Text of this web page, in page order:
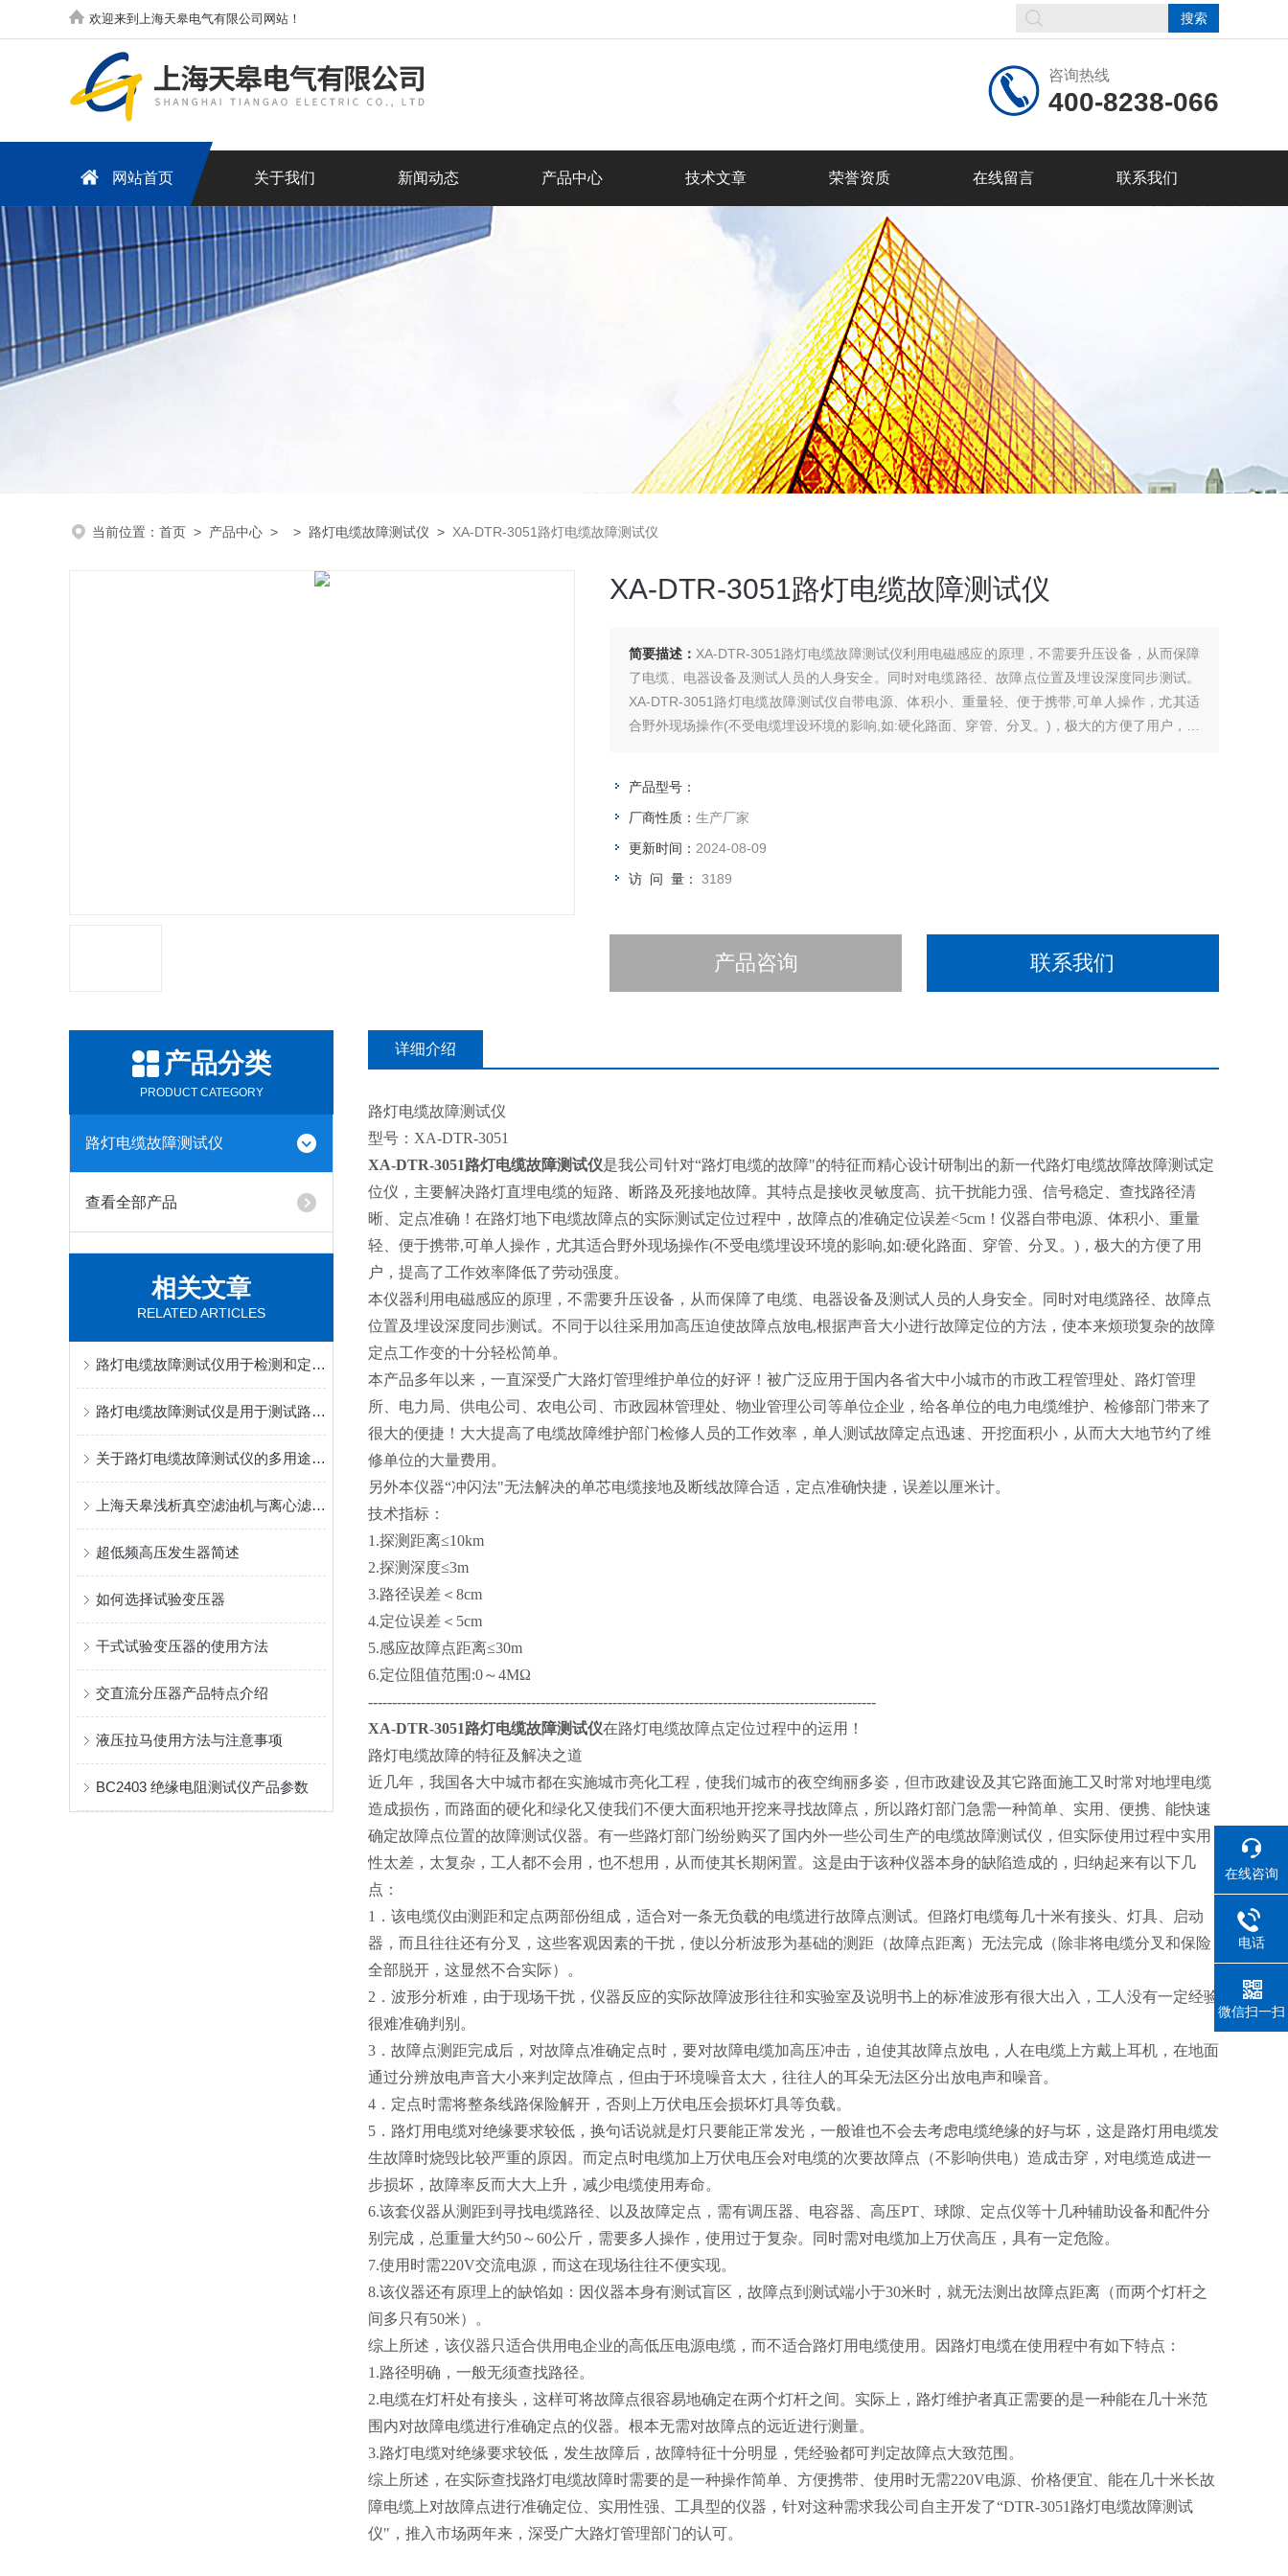
欢迎来到上海天皋电气有限公司网站！
咨询热线
400-8238-066
网站首页 关于我们 新闻动态 产品中心 技术文章 荣誉资质 在线留言 联系我们
当前位置： 首页 > 产品中心 > > 路灯电缆故障测试仪 > XA-DTR-3051路灯电缆故障测试仪
XA-DTR-3051路灯电缆故障测试仪
简要描述： XA-DTR-3051路灯电缆故障测试仪利用电磁感应的原理，不需要升压设备，从而保障
了电缆、电器设备及测试人员的人身安全。同时对电缆路径、故障点位置及埋设深度同步测试。
XA-DTR-3051路灯电缆故障测试仪自带电源、体积小、重量轻、便于携带,可单人操作，尤其适
合野外现场操作(不受电缆埋设环境的影响,如:硬化路面、穿管、分叉。)，极大的方便了用户，提
产品型号：
厂商性质： 生产厂家
更新时间： 2024-08-09
访 问 量： 3189
产品咨询 联系我们
产品分类
PRODUCT CATEGORY
路灯电缆故障测试仪
查看全部产品
相关文章
RELATED ARTICLES
路灯电缆故障测试仪用于检测和定位路灯电缆故障
路灯电缆故障测试仪是用于测试路灯电缆故障的设备‌
关于路灯电缆故障测试仪的多用途介绍
上海天皋浅析真空滤油机与离心滤油机的区别
超低频高压发生器简述
如何选择试验变压器
干式试验变压器的使用方法
交直流分压器产品特点介绍
液压拉马使用方法与注意事项
BC2403 绝缘电阻测试仪产品参数
详细介绍
路灯电缆故障测试仪
型号：XA-DTR-3051
XA-DTR-3051路灯电缆故障测试仪是我公司针对“路灯电缆的故障"的特征而精心设计研制出的新一代路灯电缆故障故障测试定
位仪，主要解决路灯直埋电缆的短路、断路及死接地故障。其特点是接收灵敏度高、抗干扰能力强、信号稳定、查找路径清
晰、定点准确！在路灯地下电缆故障点的实际测试定位过程中，故障点的准确定位误差<5cm！仪器自带电源、体积小、重量
轻、便于携带,可单人操作，尤其适合野外现场操作(不受电缆埋设环境的影响,如:硬化路面、穿管、分叉。)，极大的方便了用
户，提高了工作效率降低了劳动强度。
本仪器利用电磁感应的原理，不需要升压设备，从而保障了电缆、电器设备及测试人员的人身安全。同时对电缆路径、故障点
位置及埋设深度同步测试。不同于以往采用加高压迫使故障点放电,根据声音大小进行故障定位的方法，使本来烦琐复杂的故障
定点工作变的十分轻松简单。
本产品多年以来，一直深受广大路灯管理维护单位的好评！被广泛应用于国内各省大中小城市的市政工程管理处、路灯管理
所、电力局、供电公司、农电公司、市政园林管理处、物业管理公司等单位企业，给各单位的电力电缆维护、检修部门带来了
很大的便捷！大大提高了电缆故障维护部门检修人员的工作效率，单人测试故障定点迅速、开挖面积小，从而大大地节约了维
修单位的大量费用。
另外本仪器“冲闪法"无法解决的单芯电缆接地及断线故障合适，定点准确快捷，误差以厘米计。
技术指标：
1.探测距离≤10km
2.探测深度≤3m
3.路径误差＜8cm
4.定位误差＜5cm
5.感应故障点距离≤30m
6.定位阻值范围:0～4MΩ
----------------------------------------------------------------------------------------------------------
XA-DTR-3051路灯电缆故障测试仪在路灯电缆故障点定位过程中的运用！
路灯电缆故障的特征及解决之道
近几年，我国各大中城市都在实施城市亮化工程，使我们城市的夜空绚丽多姿，但市政建设及其它路面施工又时常对地埋电缆
造成损伤，而路面的硬化和绿化又使我们不便大面积地开挖来寻找故障点，所以路灯部门急需一种简单、实用、便携、能快速
确定故障点位置的故障测试仪器。有一些路灯部门纷纷购买了国内外一些公司生产的电缆故障测试仪，但实际使用过程中实用
性太差，太复杂，工人都不会用，也不想用，从而使其长期闲置。这是由于该种仪器本身的缺陷造成的，归纳起来有以下几
点：
1．该电缆仪由测距和定点两部份组成，适合对一条无负载的电缆进行故障点测试。但路灯电缆每几十米有接头、灯具、启动
器，而且往往还有分叉，这些客观因素的干扰，使以分析波形为基础的测距（故障点距离）无法完成（除非将电缆分叉和保险
全部脱开，这显然不合实际）。
2．波形分析难，由于现场干扰，仪器反应的实际故障波形往往和实验室及说明书上的标准波形有很大出入，工人没有一定经验
很难准确判别。
3．故障点测距完成后，对故障点准确定点时，要对故障电缆加高压冲击，迫使其故障点放电，人在电缆上方戴上耳机，在地面
通过分辨放电声音大小来判定故障点，但由于环境噪音太大，往往人的耳朵无法区分出放电声和噪音。
4．定点时需将整条线路保险解开，否则上万伏电压会损坏灯具等负载。
5．路灯用电缆对绝缘要求较低，换句话说就是灯只要能正常发光，一般谁也不会去考虑电缆绝缘的好与坏，这是路灯用电缆发
生故障时烧毁比较严重的原因。而定点时电缆加上万伏电压会对电缆的次要故障点（不影响供电）造成击穿，对电缆造成进一
步损坏，故障率反而大大上升，减少电缆使用寿命。
6.该套仪器从测距到寻找电缆路径、以及故障定点，需有调压器、电容器、高压PT、球隙、定点仪等十几种辅助设备和配件分
别完成，总重量大约50～60公斤，需要多人操作，使用过于复杂。同时需对电缆加上万伏高压，具有一定危险。
7.使用时需220V交流电源，而这在现场往往不便实现。
8.该仪器还有原理上的缺馅如：因仪器本身有测试盲区，故障点到测试端小于30米时，就无法测出故障点距离（而两个灯杆之
间多只有50米）。
综上所述，该仪器只适合供用电企业的高低压电源电缆，而不适合路灯用电缆使用。因路灯电缆在使用程中有如下特点：
1.路径明确，一般无须查找路径。
2.电缆在灯杆处有接头，这样可将故障点很容易地确定在两个灯杆之间。实际上，路灯维护者真正需要的是一种能在几十米范
围内对故障电缆进行准确定点的仪器。根本无需对故障点的远近进行测量。
3.路灯电缆对绝缘要求较低，发生故障后，故障特征十分明显，凭经验都可判定故障点大致范围。
综上所述，在实际查找路灯电缆故障时需要的是一种操作简单、方便携带、使用时无需220V电源、价格便宜、能在几十米长故
障电缆上对故障点进行准确定位、实用性强、工具型的仪器，针对这种需求我公司自主开发了“DTR-3051路灯电缆故障测试
仪"，推入市场两年来，深受广大路灯管理部门的认可。
在线咨询
电话
微信扫一扫